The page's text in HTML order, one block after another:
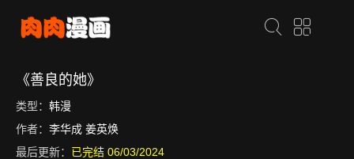
《善良的她》
类型： 韩漫
作者： 李华成 姜英焕
最后更新： 已完结 06/03/2024